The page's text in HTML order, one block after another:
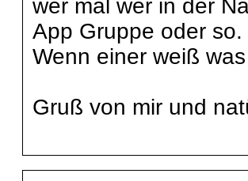
wer mal wer in der
App Gruppe oder
Wenn einer weiß
Gruß von mir und